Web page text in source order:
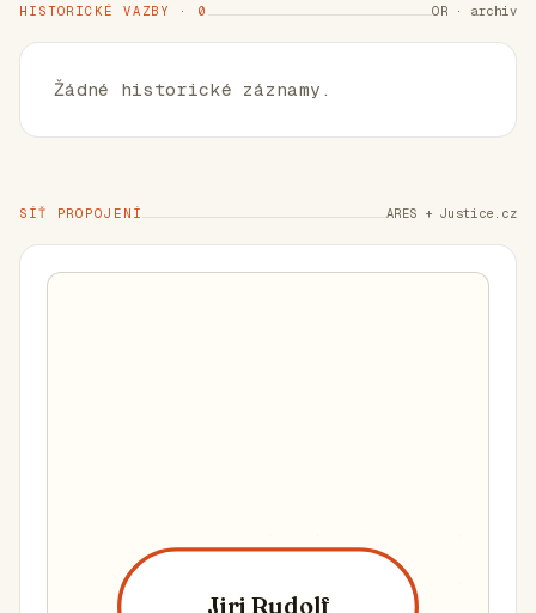
HISTORICKÉ VAZBY · 0 OR · archiv
Žádné historické záznamy.
SÍŤ PROPOJENÍ ARES + Justice.cz
Jiri Rudolf